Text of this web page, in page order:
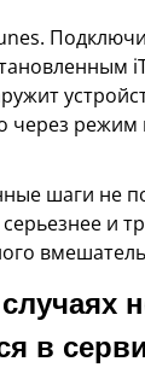
через режим
шаги не
и
в